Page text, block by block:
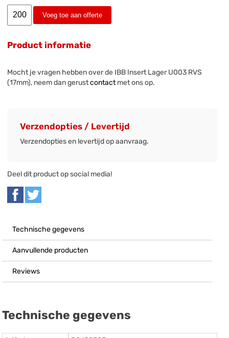
Voeg toe aan offerte
Product informatie
Mocht je vragen hebben over de IBB Insert Lager U003 RVS
(17mm), neem dan gerustcontactmet ons op.
Verzendopties / Levertijd
Verzendopties en levertijd op aanvraag.
Deel dit product op social media!
Technische gegevens
Aanvullende producten
Reviews
Technische gegevens